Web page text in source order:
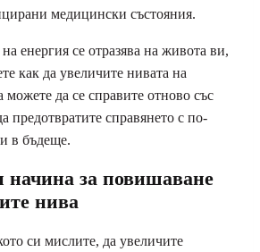
медицински състояния.
енергия се отразява на живота ви,
как да увеличите нивата на
можете да се справите отново със
предотвратите справянето с по-
в бъдеще.
начина за повишаване
нива
си мислите, да увеличите